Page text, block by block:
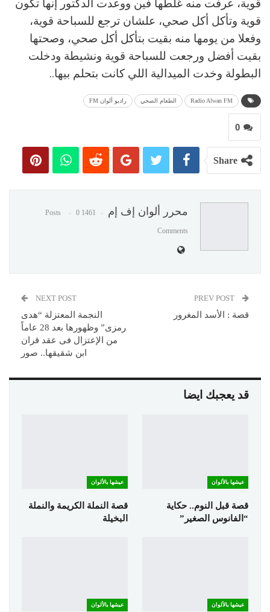
قوية، عرفت منه غلطها فين ووعدت الدكتور إنها تكون
قوية وتأكل أكل صحي، علشان ترجع للسباحة قوية،
وفعلا من يومها منه بقيت بتأكل أكل صحي، وصحتها
بقيت أفضل ورجعت للسباحة قوية ونشيطة ودخلت
البطولة وخدت الميدالية اللي كانت بتحلم بيها..
Radio Alwan FM الطعام الصحي راديو ألوان FM
0
Share
محرر ألوان إف إم 1461 Posts
0
Comments
قصة : الأسد المغرور
NEXT POST
النجمة المعتزلة “هدى
رمزى” وظهورها بعد 28 عاماً
من الإعتزال فى عقد قران
ابن شقيقها.. صور
قد يعجبك ايضا
عيشها بالألوان
قصة قبل النوم.. حكاية
“الفانوس الصغير”
عيشها بالألوان
قصة النملة الكريمة والنملة
البخيلة
عيشها بالألوان عيشها بالألوان